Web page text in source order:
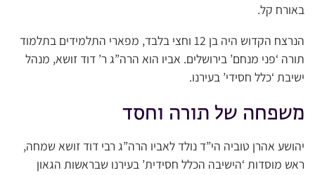
באורח קל.
הנרצח הקדוש היה בן 12 וחצי בלבד, מפארי התלמידים בתלמוד
תורה ‘פני מנחם’ בירושלים. אביו הוא הרה”ג ר’ דוד זושא, מנהל
ישיבת ‘כלל חסידי’ בעירנו.
משפחה של תורה וחסד
יהושע אהרן טוביה הי”ד נולד לאביו הרה”ג רבי דוד זושא שמחה,
ראש מוסדות ‘הישיבה הכלל חסידית’ בעירנו שבראשות הגאון